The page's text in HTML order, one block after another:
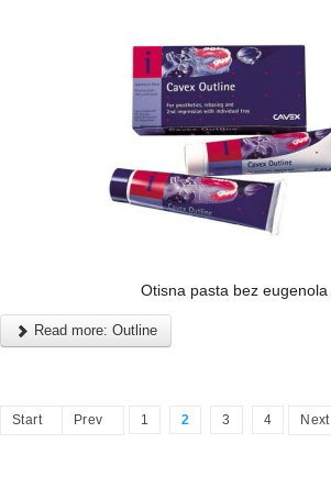
Otisna pasta bez eugenola
Read more: Outline
Start Prev 1 2 3 4 Next